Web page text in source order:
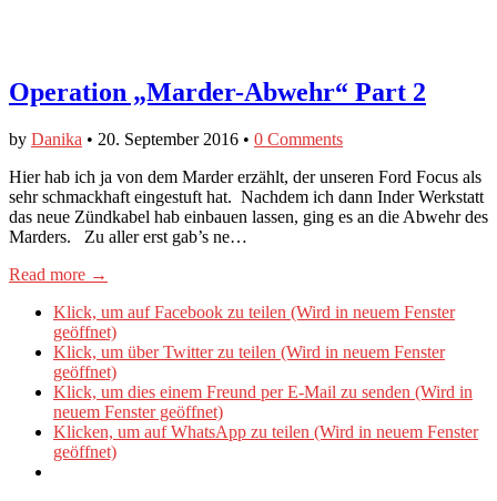
Operation „Marder-Abwehr“ Part 2
by Danika • 20. September 2016 • 0 Comments
Hier hab ich ja von dem Marder erzählt, der unseren Ford Focus als
sehr schmackhaft eingestuft hat. Nachdem ich dann Inder Werkstatt
das neue Zündkabel hab einbauen lassen, ging es an die Abwehr des
Marders. Zu aller erst gab’s ne…
Read more →
Klick, um auf Facebook zu teilen (Wird in neuem Fenster
geöffnet)
Klick, um über Twitter zu teilen (Wird in neuem Fenster
geöffnet)
Klick, um dies einem Freund per E-Mail zu senden (Wird in
neuem Fenster geöffnet)
Klicken, um auf WhatsApp zu teilen (Wird in neuem Fenster
geöffnet)